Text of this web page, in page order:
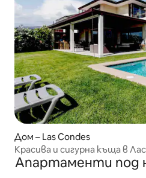
Дом – Las Condes
Красива и сигурна къща в
басейн
Апартаменти под